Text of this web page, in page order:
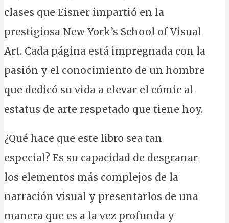
clases que Eisner impartió en la
prestigiosa New York’s School of Visual
Art. Cada página está impregnada con la
pasión y el conocimiento de un hombre
que dedicó su vida a elevar el cómic al
estatus de arte respetado que tiene hoy.
¿Qué hace que este libro sea tan
especial? Es su capacidad de desgranar
los elementos más complejos de la
narración visual y presentarlos de una
manera que es a la vez profunda y